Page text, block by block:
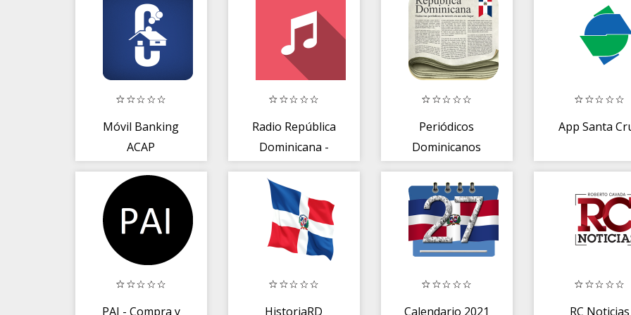
Móvil Banking
ACAP
Radio República
Dominicana -
radio FM
Periódicos
Dominicanos
App Santa
PAI - Compra y HistoriaRD Calendario 2021 RC Noticias